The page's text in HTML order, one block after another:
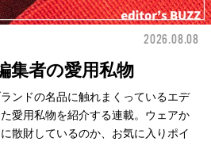
2026.08.08
集者の愛用私物
ンドの名品に触れまくっているエデ
愛用私物を紹介する連載。ウェアか
散財しているのか、お気に入りポイ